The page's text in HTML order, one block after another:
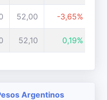
52,00 -3,65%
52,10 0,19%
Argentinos